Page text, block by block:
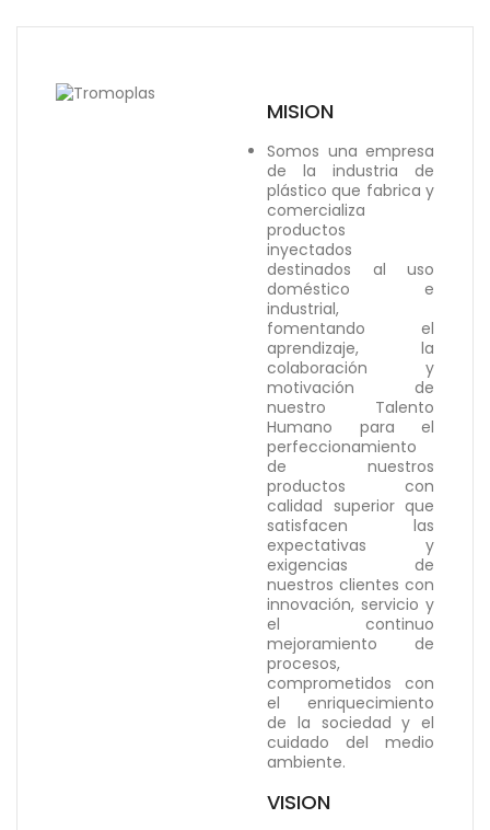
MISION
Somos una empresa
de la industria de
plástico que fabrica y
comercializa
productos
inyectados
destinados al uso
doméstico e
industrial,
fomentando el
aprendizaje, la
colaboración y
motivación de
nuestro Talento
Humano para el
perfeccionamiento
de nuestros
productos con
calidad superior que
satisfacen las
expectativas y
exigencias de
nuestros clientes con
innovación, servicio y
el continuo
mejoramiento de
procesos,
comprometidos con
el enriquecimiento
de la sociedad y el
cuidado del medio
ambiente.
VISION